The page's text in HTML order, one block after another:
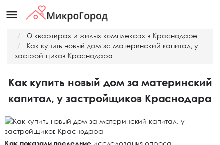
menu
О квартирах и жилых комплексах в Краснодаре
Как купить новый дом за материнский капитал, у
застройщиков Краснодара
Как купить новый дом за материнский
капитал, у застройщиков Краснодара
Как показали последние исследования опроса